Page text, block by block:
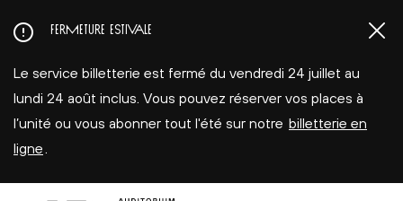
au
principal
FERMETURE ESTIVALE
Le service billetterie est fermé du vendredi 24 juillet au
lundi 24 août inclus. Vous pouvez réserver vos places à
l’unité ou vous abonner tout l'été sur notre billetterie en
ligne